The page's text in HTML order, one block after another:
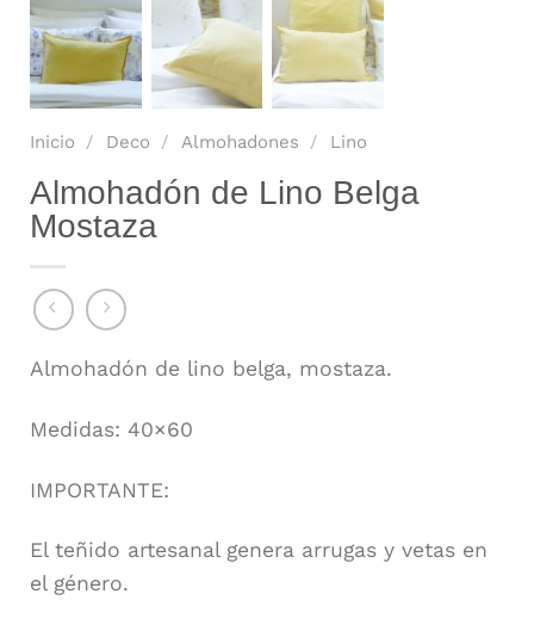
Inicio / Deco / Almohadones / Lino
Almohadón de Lino Belga
Mostaza
Almohadón de lino belga, mostaza.
Medidas: 40×60
IMPORTANTE:
El teñido artesanal genera arrugas y vetas en
el género.